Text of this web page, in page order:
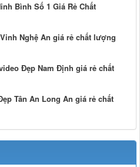
Bình Số 1 Giá Rẻ Chất
Nghệ An giá rẻ chất lượng
Đẹp Nam Định giá rẻ chất
Tân An Long An giá rẻ chất